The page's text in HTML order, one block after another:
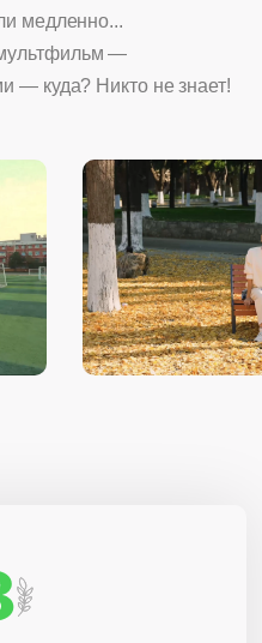
медленно...
—
— куда? Никто не знает!